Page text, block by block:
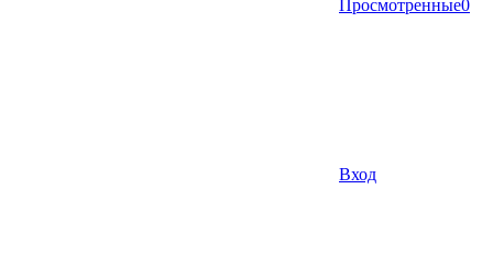
Просмотренные0
Вход